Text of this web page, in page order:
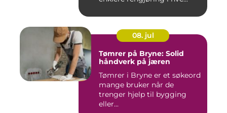
08. jul
Tømrer på Bryne: Solid
håndverk på jæren
Tømrer i Bryne er et søkeord
mange bruker når de
trenger hjelp til bygging
eller...